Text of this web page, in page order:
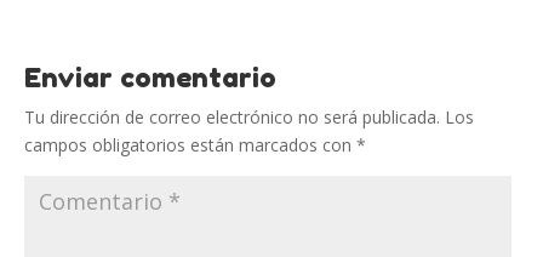
Enviar comentario
Tu dirección de correo electrónico no será publicada. Los
campos obligatorios están marcados con *